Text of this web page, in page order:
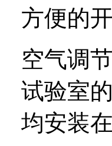
方便的
空气调
试验室
均安装